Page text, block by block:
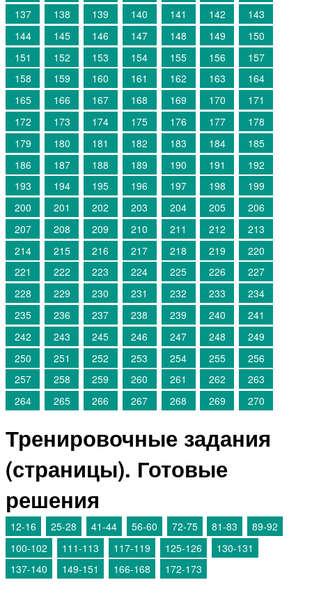
137
138 139 140 141 142
143
144
145 146 147 148 149
150
151
152 153 154 155 156
157
158
159 160 161 162 163
164
165
166 167 168 169 170
171
172
173 174 175 176 177
178
179
180 181 182 183 184
185
186
187 188 189 190 191
192
193
194 195 196 197 198
199
200
201 202 203 204 205
206
207
208 209 210 211 212
213
214
215 216 217 218 219
220
221
222 223 224 225 226
227
228
229 230 231 232 233
234
235
236 237 238 239 240
241
242
243 245 246 247 248
249
250
251 252 253 254 255
256
257
258 259 260 261 262
263
264
265 266 267 268 269 270
Тренировочные задания
(страницы). Готовые
решения
12-16 25-28 41-44 56-60 72-75 81-83
89-92
100-102
111-113 117-119 125-126
130-131
137-140
149-151 166-168 172-173